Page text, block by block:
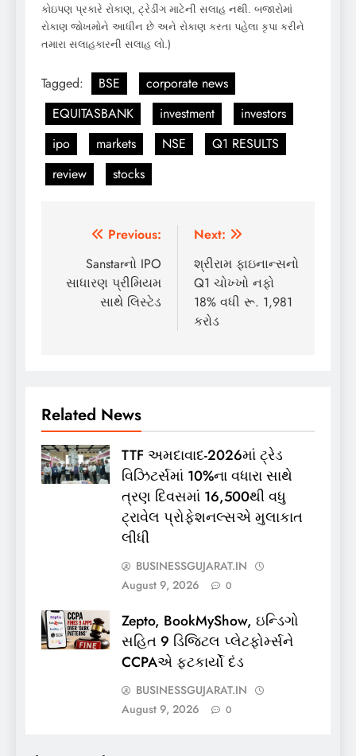
કોઇપણ પ્રકારે રોકાણ, ટ્રેડીંગ માટેની સલાહ નથી. બજારોમાં
રોકાણ જોખમોને આધીન છે અને રોકાણ કરતા પહેલા કૃપા કરીને
તમારા સલાહકારની સલાહ લો.)
Tagged: BSE
corporate news
EQUITASBANK
investment
investors
ipo
markets NSE
Q1 RESULTS
review
stocks
Post
navigation
Previous:
Sanstarનો IPO
સાધારણ પ્રીમિયમ
સાથે લિસ્ટેડ
Next:
શ્રીરામ ફાઇનાન્સનો
Q1 ચોખ્ખો નફો
18% વધી રૂ. 1,981
કરોડ
Related News
TTF અમદાવાદ-2026માં ટ્રેડ
વિઝિટર્સમાં 10%ના વધારા સાથે
ત્રણ દિવસમાં 16,500થી વધુ
ટ્રાવેલ પ્રોફેશનલ્સએ મુલાકાત
લીધી
BUSINESSGUJARAT.IN
August 9, 2026
0
Zepto, BookMyShow, ઇન્ડિગો
સહિત 9 ડિજિટલ પ્લેટફોર્મ્સને
CCPAએ ફટકાર્યો દંડ
BUSINESSGUJARAT.IN
August 9, 2026
0